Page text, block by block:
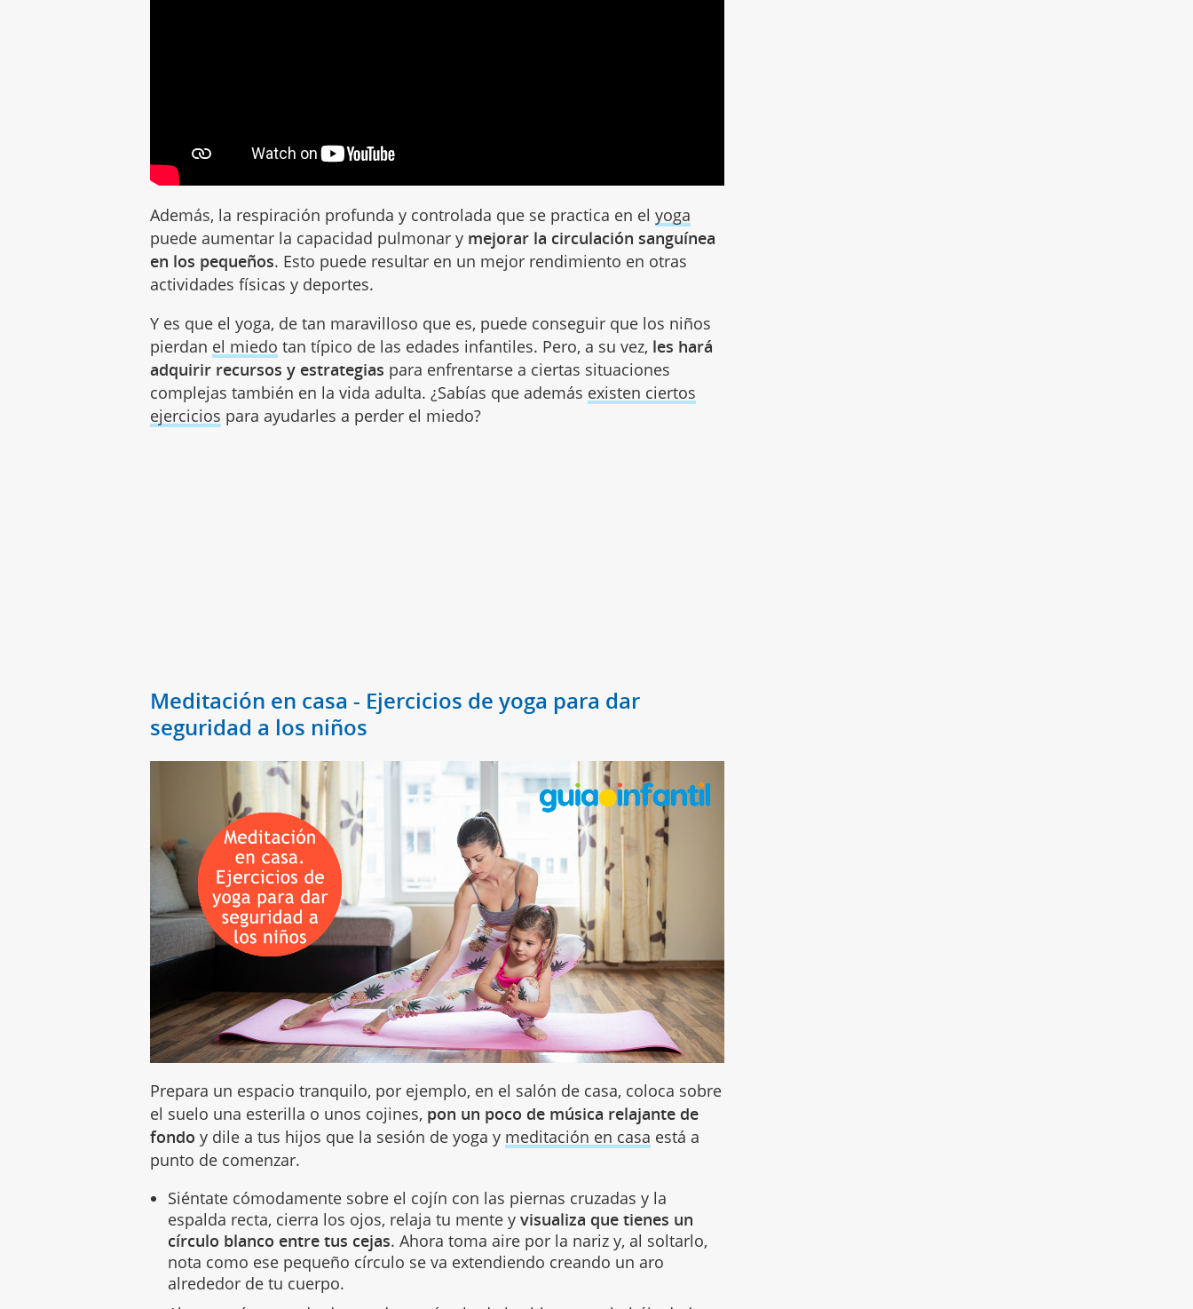
Además, la respiración profunda y controlada que se practica en elyoga
puede aumentar la capacidad pulmonar y mejorar la circulación sanguínea
en los pequeños. Esto puede resultar en un mejor rendimiento en otras
actividades físicas y deportes.
Y es que el yoga, de tan maravilloso que es, puede conseguir que los niños
pierdan el miedo tan típico de las edades infantiles. Pero, a su vez, les hará
adquirir recursos y estrategias para enfrentarse a ciertas situaciones
complejas también en la vida adulta. ¿Sabías que además existen ciertos
ejercicios para ayudarles a perder el miedo?
Meditación en casa - Ejercicios de yoga para dar
seguridad a los niños
Prepara un espacio tranquilo, por ejemplo, en el salón de casa, coloca sobre
el suelo una esterilla o unos cojines, pon un poco de música relajante de
fondo y dile a tus hijos que la sesión de yoga y meditación en casa está a
punto de comenzar.
Siéntate cómodamente sobre el cojín con las piernas cruzadas y la
espalda recta, cierra los ojos, relaja tu mente yvisualiza que tienes un
círculo blanco entre tus cejas. Ahora toma aire por la nariz y, al soltarlo,
nota como ese pequeño círculo se va extendiendo creando un aro
alrededor de tu cuerpo.